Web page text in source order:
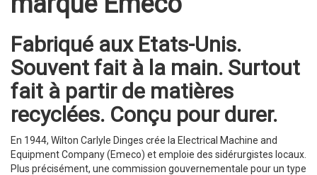
Fabriqué aux Etats-Unis.
Souvent fait à la main. Surtout
fait à partir de matières
recyclées. Conçu pour durer.
En 1944, Wilton Carlyle Dinges crée la Electrical Machine and
Equipment Company (Emeco) et emploie des sidérurgistes locaux.
Plus précisément, une commission gouvernementale pour un type